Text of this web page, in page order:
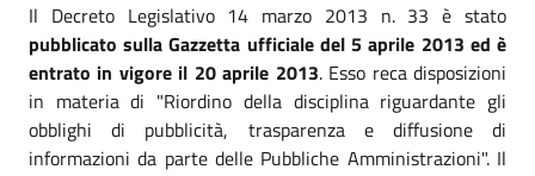
Il Decreto Legislativo 14 marzo 2013 n. 33 è stato
pubblicato sulla Gazzetta ufficiale del 5 aprile 2013 ed è
entrato in vigore il 20 aprile 2013. Esso reca disposizioni
in materia di "Riordino della disciplina riguardante gli
obblighi di pubblicità, trasparenza e diffusione di
informazioni da parte delle Pubbliche Amministrazioni". Il